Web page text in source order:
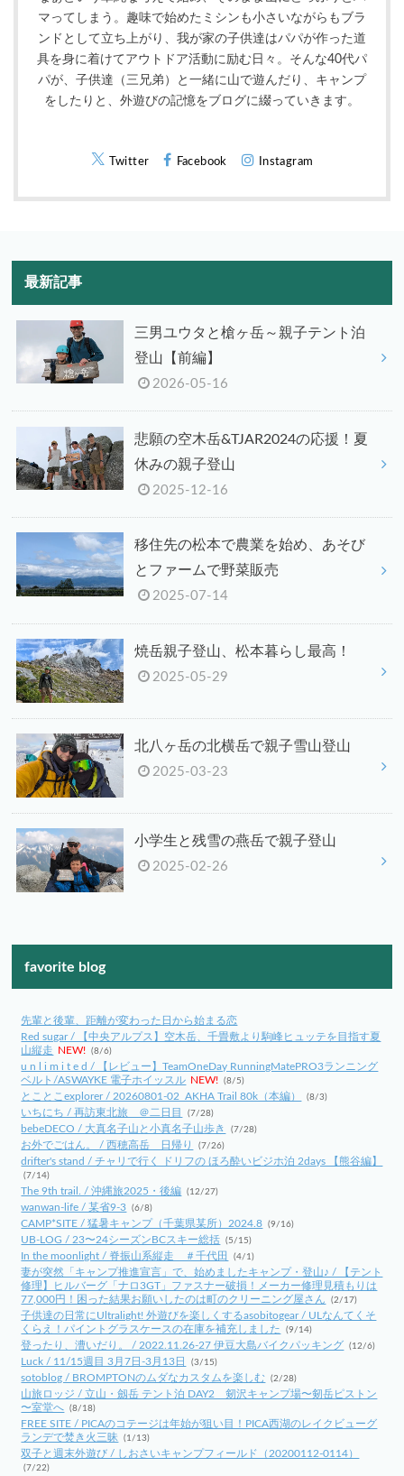
マってしまう。趣味で始めたミシンも小さいながらもブラ
ンドとして立ち上がり、我が家の子供達はパパが作った道
具を身に着けてアウトドア活動に励む日々。そんな40代パ
パが、子供達（三兄弟）と一緒に山で遊んだり、キャンプ
をしたりと、外遊びの記憶をブログに綴っていきます。
Twitter Facebook Instagram
最新記事
三男ユウタと槍ヶ岳～親子テント泊
登山【前編】
2026-05-16
悲願の空木岳&TJAR2024の応援！夏
休みの親子登山
2025-12-16
移住先の松本で農業を始め、あそび
とファームで野菜販売
2025-07-14
焼岳親子登山、松本暮らし最高！
2025-05-29
北八ヶ岳の北横岳で親子雪山登山
2025-03-23
小学生と残雪の燕岳で親子登山
2025-02-26
favorite blog
先輩と後輩、距離が変わった日から始まる恋
Red sugar / 【中央アルプス】空木岳、千畳敷より駒峰ヒュッテを目指す夏
山縦走 NEW! (8/6)
u n l i m i t e d / 【レビュー】TeamOneDay RunningMatePRO3ランニング
ベルト/ASWAYKE 電子ホイッスル NEW! (8/5)
とことこexplorer / 20260801-02_AKHA Trail 80k（本編） (8/3)
いちにち / 再訪東北旅 ＠二日目 (7/28)
bebeDECO / 大真名子山と小真名子山歩き (7/28)
お外でごはん。 / 西穂高岳 日帰り (7/26)
drifter's stand / チャリで行く ドリフの ほろ酔いビジホ泊 2days 【熊谷編】
(7/14)
The 9th trail. / 沖縄旅2025・後編 (12/27)
wanwan-life / 某省9-3 (6/8)
CAMP*SITE / 猛暑キャンプ（千葉県某所）2024.8 (9/16)
UB-LOG / 23〜24シーズンBCスキー総括 (5/15)
In the moonlight / 脊振山系縦走 ＃千代田 (4/1)
妻が突然「キャンプ推進宣言」で、始めましたキャンプ・登山♪ / 【テント
修理】ヒルバーグ「ナロ3GT」ファスナー破損！メーカー修理見積もりは
77,000円！困った結果お願いしたのは町のクリーニング屋さん
(2/17)
子供達の日常にUltralight! 外遊びを楽しくするasobitogear / ULなんてくそ
くらえ！パイントグラスケースの在庫を補充しました
(9/14)
登ったり、漕いだり。 / 2022.11.26-27 伊豆大島バイクパッキング (12/6)
Luck / 11/15週目 3月7日-3月13日 (3/15)
sotoblog / BROMPTONのムダなカスタムを楽しむ (2/28)
山旅ロッジ / 立山・劔岳 テント泊 DAY2 剱沢キャンプ場〜剱岳ピストン
〜室堂へ (8/18)
FREE SITE / PICAのコテージは年始が狙い目！PICA西湖のレイクビューグ
ランデで焚き火三昧
(1/13)
双子と週末外遊び / しおさいキャンプフィールド（20200112-0114）
(7/22)